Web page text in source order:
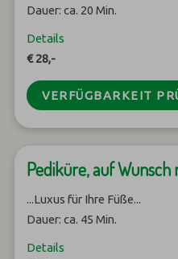
Dauer: ca. 20 Min.
Details
€ 28,-
VERFÜGBARKEIT
Pediküre, auf
...Luxus für Ihre Füße...
Dauer: ca. 45 Min.
Details